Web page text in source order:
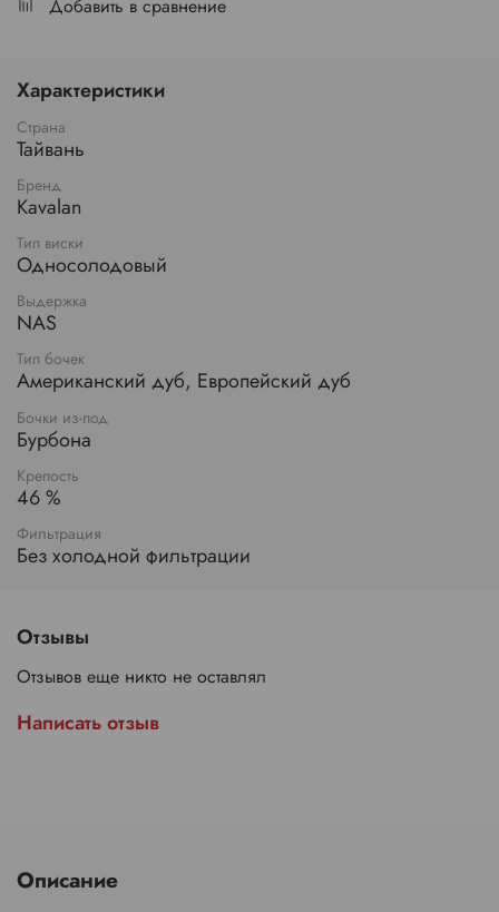
Добавить в сравнение
Характеристики
Страна
Тайвань
Бренд
Kavalan
Тип виски
Односолодовый
Выдержка
NAS
Тип бочек
Американский дуб, Европейский дуб
Бочки из-под
Бурбона
Крепость
46 %
Фильтрация
Без холодной фильтрации
Отзывы
Отзывов еще никто не оставлял
Написать отзыв
Описание